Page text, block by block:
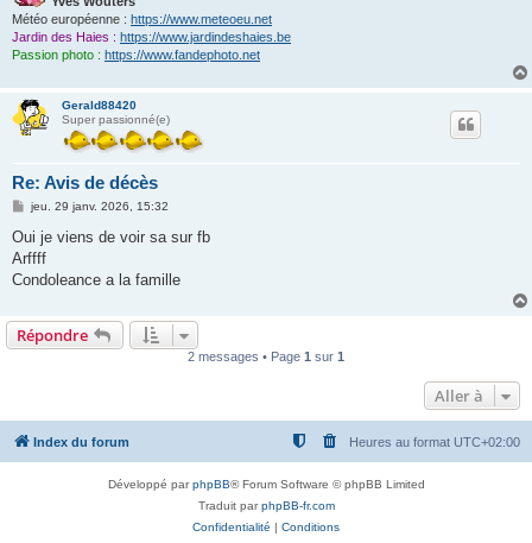
Météo européenne : https://www.meteoeu.net
Jardin des Haies : https://www.jardindeshaies.be
Passion photo : https://www.fandephoto.net
Gerald88420
Super passionné(e)
Re: Avis de décès
M
s
a
g
jeu. 29 janv. 2026, 15:32
Oui je viens de voir sa sur fb
Arffff
Condoleance a la famille
Répondre
2 messages • Page 1 sur 1
Aller à
Index du forum Heures au format UTC+02:00
Développé parphpBB® Forum Software © phpBB Limited
Traduit parphpBB-fr.com
Confidentialité | Conditions